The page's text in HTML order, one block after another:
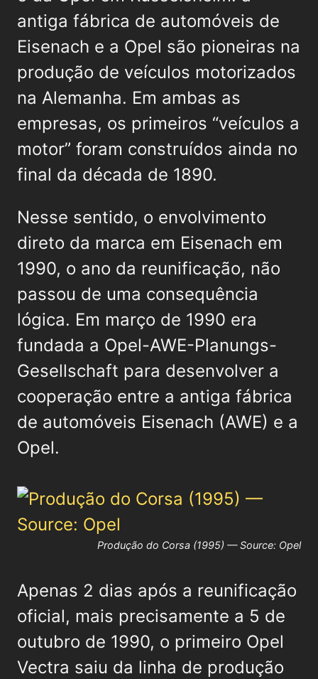
antiga fábrica de automóveis de
Eisenach e a Opel são pioneiras na
produção de veículos motorizados
na Alemanha. Em ambas as
empresas, os primeiros “veículos a
motor” foram construídos ainda no
final da década de 1890.
Nesse sentido, o envolvimento
direto da marca em Eisenach em
1990, o ano da reunificação, não
passou de uma consequência
lógica. Em março de 1990 era
fundada a Opel-AWE-Planungs-
Gesellschaft para desenvolver a
cooperação entre a antiga fábrica
de automóveis Eisenach (AWE) e a
Opel.
Produção do Corsa (1995) — Source: Opel
Apenas 2 dias após a reunificação
oficial, mais precisamente a 5 de
outubro de 1990, o primeiro Opel
Vectra saiu da linha de produção